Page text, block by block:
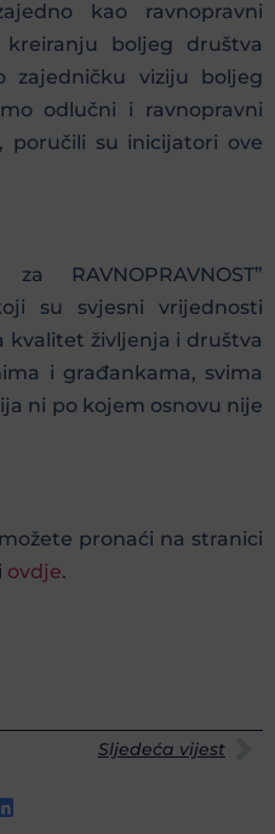
kao ravnopravni
boljeg društva
zajedničku viziju boljeg
odlučni i ravnopravni
poručili su inicijatori ove
RAVNOPRAVNOST”
su svjesni vrijednosti
kvalitet življenja i društva
i građankama, svima
ni po kojem osnovu nije
pronaći na stranici
ovdje.
Sljedeća vijest